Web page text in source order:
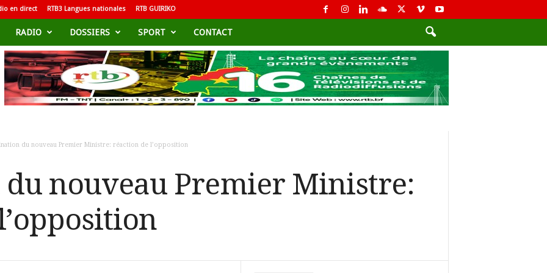
en direct RTB3 Langues nationales RTB GUIRIKO
RADIO DOSSIERS SPORT CONTACT
du nouveau Premier Ministre: réaction de l’opposition
nouveau Premier Ministre: